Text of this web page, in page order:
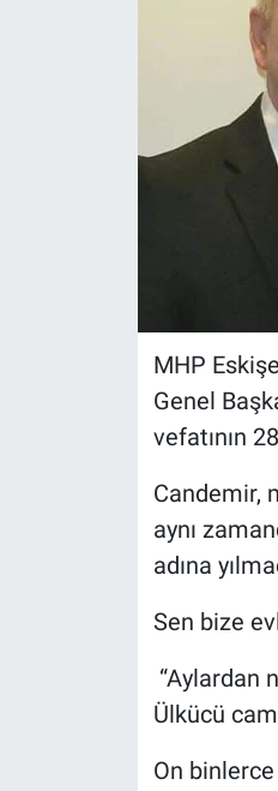
MHP
Genel
vefatının
Candemir,
aynı
adına
Sen bize
“Aylardan
Ülkücü
On
Magazin
Bilim ve Teknoloji